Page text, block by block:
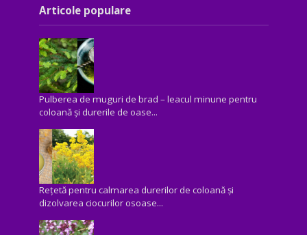
Articole populare
Pulberea de muguri de brad – leacul minune pentru
coloană și durerile de oase...
Rețetă pentru calmarea durerilor de coloană și
dizolvarea ciocurilor osoase...